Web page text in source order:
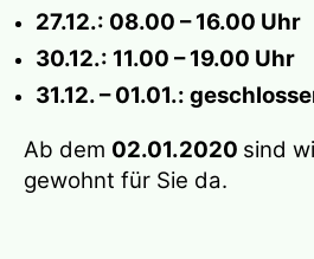
27.12.: 08.00 – 16.00 Uhr
30.12.: 11.00 – 19.00 Uhr
31.12. – 01.01.:
Ab dem 02.01.2020 sind
gewohnt für Sie da.